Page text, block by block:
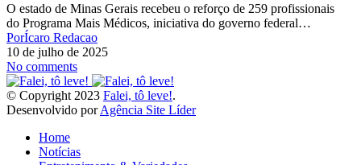
O estado de Minas Gerais recebeu o reforço de 259 profissionais
do Programa Mais Médicos, iniciativa do governo federal…
PorÍcaro Redacao
10 de julho de 2025
No comments
© Copyright 2023 Falei, tô leve!.
Desenvolvido porAgência Site Líder
Home
Notícias